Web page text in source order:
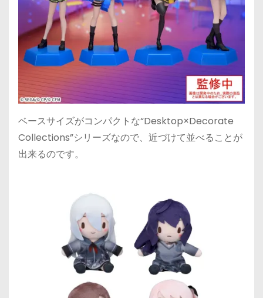
ベースサイズがコンパクトな“Desktop×Decorate
Collections”シリーズなので、近づけて並べることが
出来るのです。